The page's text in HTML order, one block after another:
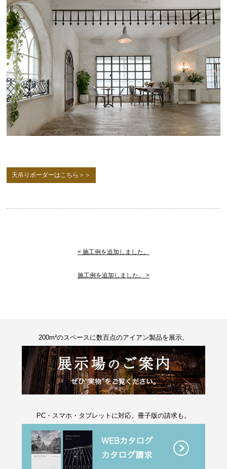
天吊りボーダーはこちら＞＞
< 施工例を追加しました。
施工例を追加しました。 >
200m²のスペースに数百点のアイアン製品を展示。
PC・スマホ・タブレットに対応。冊子版の請求も。